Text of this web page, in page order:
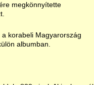
megkönnyítette
korabeli Magyarország
albumban.